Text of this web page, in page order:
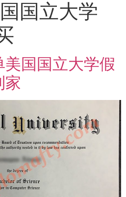
国立大学
国国立大学假
家